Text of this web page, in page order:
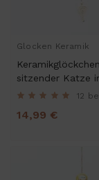
Glocken Keramik
sitzender Katze
Garfield, div. 12
14,99 €